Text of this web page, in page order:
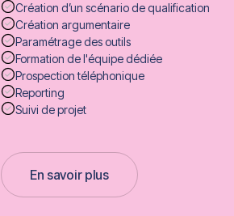
Création d’un scénario de qualification
Création argumentaire
Paramétrage des outils
Formation de l'équipe dédiée
Prospection téléphonique
Reporting
Suivi de projet
En savoir plus
Get Started